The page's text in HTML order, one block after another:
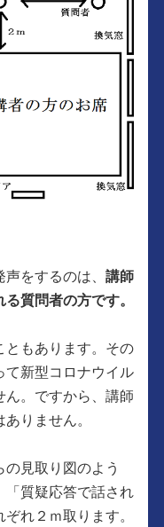
声をするのは、講師
質問者の方です。
ともあります。その
て新型コロナウイル
ん。ですから、講師
りません。
見取り図のよう
「質疑応答で話され
れ２ｍ取ります。